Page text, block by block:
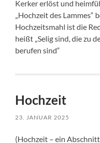
Kerker erlöst und
„Hochzeit des Lammes“
Hochzeitsmahl ist die
heißt „Selig sind, die zu
berufen sind“
Hochzeit
23. JANUAR 2025
(Hochzeit – ein